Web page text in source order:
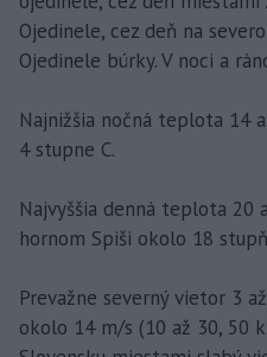
Ojedinele, cez deň na
Ojedinele búrky. V noci a
Najnižšia nočná teplota 14
4 stupne C.
Najvyššia denná teplota 20
hornom Spiši okolo 18
Prevažne severný vietor 3
okolo 14 m/s (10 až 30, 50